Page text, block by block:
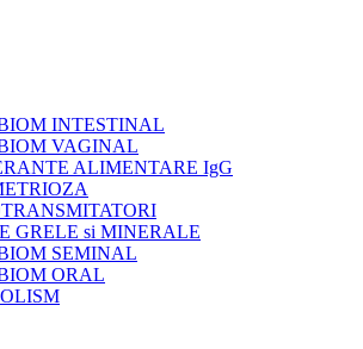
INTESTINAL
VAGINAL
ALIMENTARE IgG
GRELE si MINERALE
SEMINAL
ORAL